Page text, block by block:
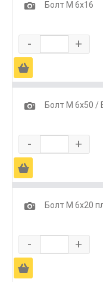
1
Болт М 6х16
- +
Ä
1
Болт М 6х50 /
- +
Ä
1
Болт М 6х20
- +
Ä